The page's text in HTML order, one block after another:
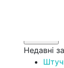
Недавні